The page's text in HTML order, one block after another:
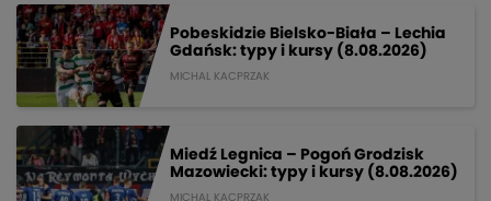
Pobeskidzie Bielsko-Biała – Lechia
Gdańsk: typy i kursy (8.08.2026)
MICHAL KACPRZAK
Miedź Legnica – Pogoń Grodzisk
Mazowiecki: typy i kursy (8.08.2026)
MICHAL KACPRZAK